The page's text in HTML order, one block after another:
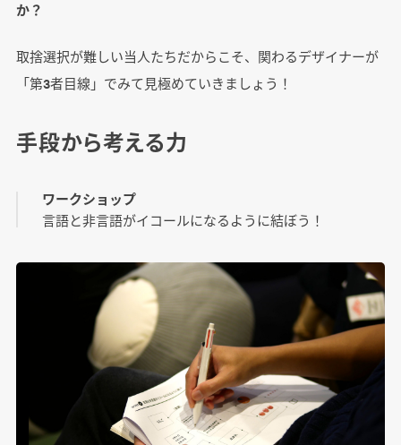
か？
取捨選択が難しい当人たちだからこそ、関わるデザイナーが
「第3者目線」でみて見極めていきましょう！
手段から考える力
ワークショップ
言語と非言語がイコールになるように結ぼう！